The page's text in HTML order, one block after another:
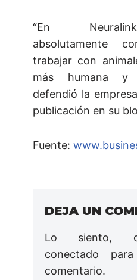
“En
absolutamente
trabajar con
más humana y
defendió la
publicación en su
Fuente:
DEJA UN
Lo siento,
conectado para
comentario.